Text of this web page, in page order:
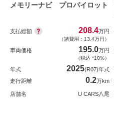
メモリーナビ プロパイロット
支払総額 208.4万円
（諸費用：13.4万円）
車両価格 195.0万円
（税込 *10%）
年式 2025(R07)年式
走行距離
0.2万km
店舗名 U CARS八尾